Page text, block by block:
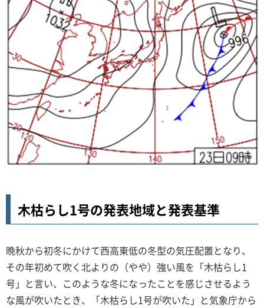
木枯らし1号の発表地域と発表基準
晩秋から初冬にかけて西高東低の冬型の気圧配置となり、
その年初めて吹く北よりの（やや）強い風を「木枯らし1
号」と言い、このような冬になったことを感じさせるよう
な風が吹いたとき、「木枯らし1号が吹いた」と気象庁から